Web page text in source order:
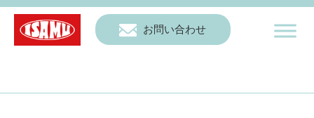
お問い合わせ